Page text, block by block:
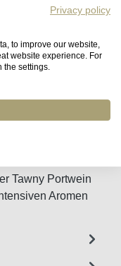
Tawny Portwein
Aromen
Privacy policy
to improve our website,
website experience. For
the settings.